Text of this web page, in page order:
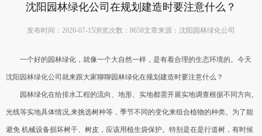
沈阳园林绿化公司在规划建造时要注意什么？
发布时间：2020-07-15浏览次数：8658文章来源：沈阳园林绿化公司
一个好的园林绿化，就像一个大自然一样，是有着合理的生态环境的。今天
沈阳园林绿化公司就来跟大家聊聊园林绿化在规划建造时要注意什么？
园林绿化在给排水工程的流向、地形、实地都需开展实地调查根据不同方向,
光线等实地具体情况,来挑选树种等，季节不同的变化来组合植物的种类。为了能
避免 机械设备损坏树干、树皮，应该用植生袋保护。特别是在是行道树，有时候